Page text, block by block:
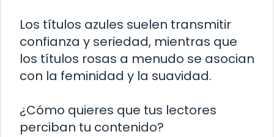
Los títulos azules suelen transmitir
confianza y seriedad, mientras que
los títulos rosas a menudo se asocian
con la feminidad y la suavidad.
¿Cómo quieres que tus lectores
perciban tu contenido?